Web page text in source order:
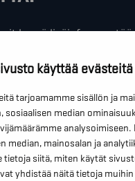
käyttää evästeitä
tarjoamamme sisällön ja
sosiaalisen median
analysoimiseen.
median, mainosalan ja
tietoja siitä, miten käytät
yhdistää näitä tietoja
kysyä lisäinfoa,
kentät
*